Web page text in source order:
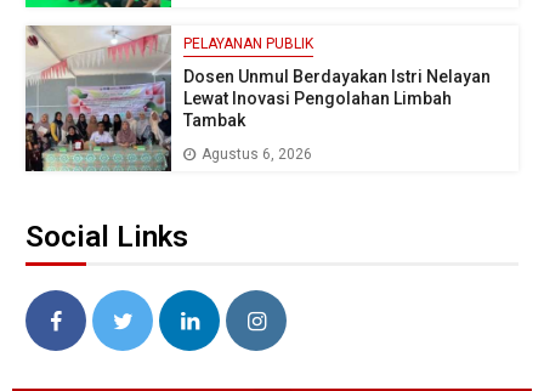
PELAYANAN PUBLIK
Dosen Unmul Berdayakan Istri Nelayan
Lewat Inovasi Pengolahan Limbah
Tambak
Agustus 6, 2026
Social Links